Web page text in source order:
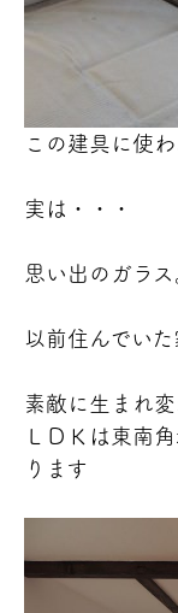
この建具に使
実は・・・
思い出のガラス
以前住んでいた
素敵に生まれ
ＬＤＫは東南
ります